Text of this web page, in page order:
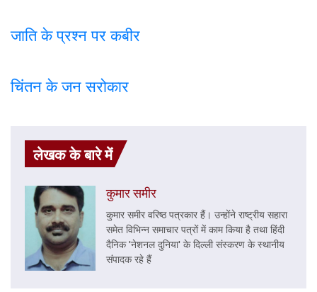
जाति के प्रश्न पर कबीर
चिंतन के जन सरोकार
लेखक के बारे में
कुमार समीर
कुमार समीर वरिष्ठ पत्रकार हैं। उन्होंने राष्ट्रीय सहारा
समेत विभिन्न समाचार पत्रों में काम किया है तथा हिंदी
दैनिक 'नेशनल दुनिया' के दिल्ली संस्करण के स्थानीय
संपादक रहे हैं